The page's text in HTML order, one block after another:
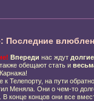
Последние
Впереди нас ждут
обещают стать и
к Телепорту, на пути
Меняла. Они о чем-то
В конце концов они все